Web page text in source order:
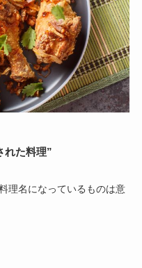
れた料理”
理名になっているものは意